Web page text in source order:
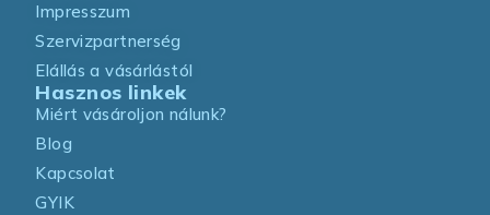
Impresszum
Szervizpartnerség
Elállás a vásárlástól
Hasznos linkek
Miért vásároljon nálunk?
Blog
Kapcsolat
GYIK